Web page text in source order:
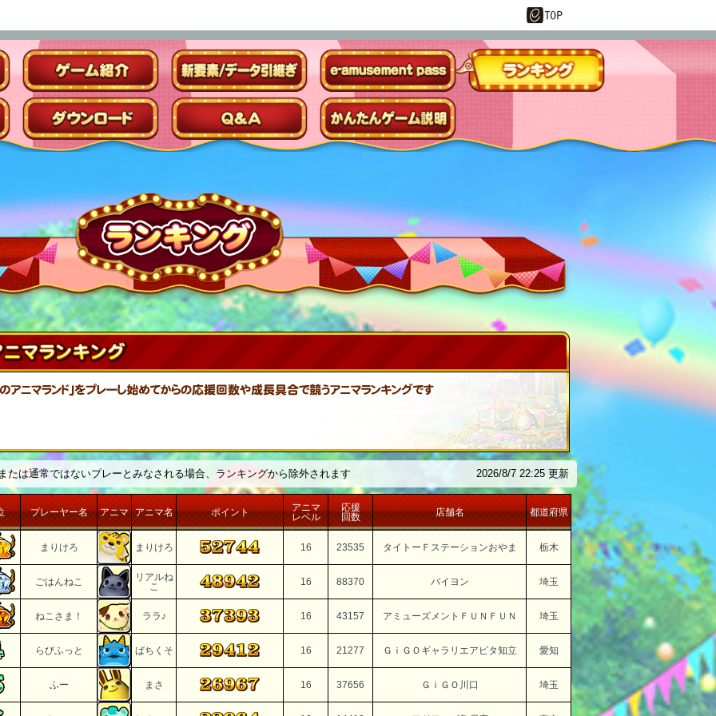
たは通常ではないプレーとみなされる場合、ランキングから除外されます 2026/8/7 22:25 更新
プレーヤー名 アニマ アニマ名 ポイント
アニマ
レベル
応援
回数
店舗名 都道府県
まりけろ まりけろ 16 23535 タイトーＦステーションおやま 栃木
ごはんねこ
リアルね
こ
16 88370 バイヨン 埼玉
ねこさま！ ララ♪ 16 43157 アミューズメントＦＵＮＦＵＮ 埼玉
らびふっと ばちくそ 16 21277 ＧｉＧＯギャラリエアピタ知立 愛知
ふー まさ 16 37656 ＧｉＧＯ川口 埼玉